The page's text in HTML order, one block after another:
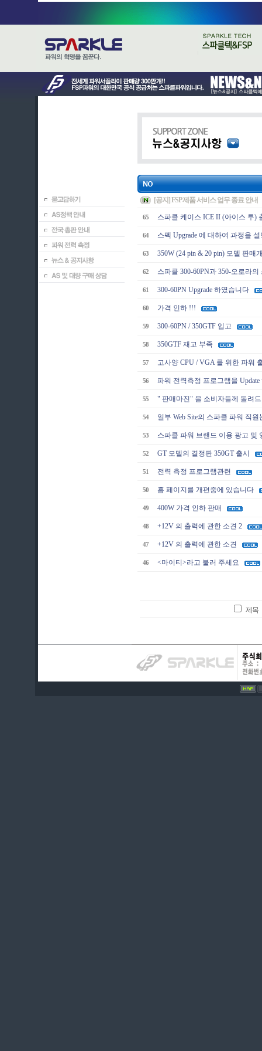
[공지] FSP 제품 서비스 업무 종료 안내
65 스파클 케이스 ICE II (아이스 투)
64 스펙 Upgrade 에 대하여 과정을
63 350W (24 pin & 20 pin) 모델 판매
62 스파클 300-60PN과 350-오로라
61 300-60PN Upgrade 하였습니다
60 가격 인하 !!!
59 300-60PN / 350GTF 입고
58 350GTF 재고 부족
57 고사양 CPU / VGA 를 위한 파워
56 파워 전력측정 프로그램을
55 " 판매마진" 을 소비자들께 돌려
54 일부 Web Site의 스파클 파워 직
53 스파클 파워 브랜드 이용 광고 및
52 GT 모델의 결정판 350GT 출시
51 전력 측정 프로그램관련
50 홈 페이지를 개편중에 있습니다
49 400W 가격 인하 판매
48 +12V 의 출력에 관한 소견 2
47 +12V 의 출력에 관한 소견
46 <마이티>라고 불러 주세요
제목